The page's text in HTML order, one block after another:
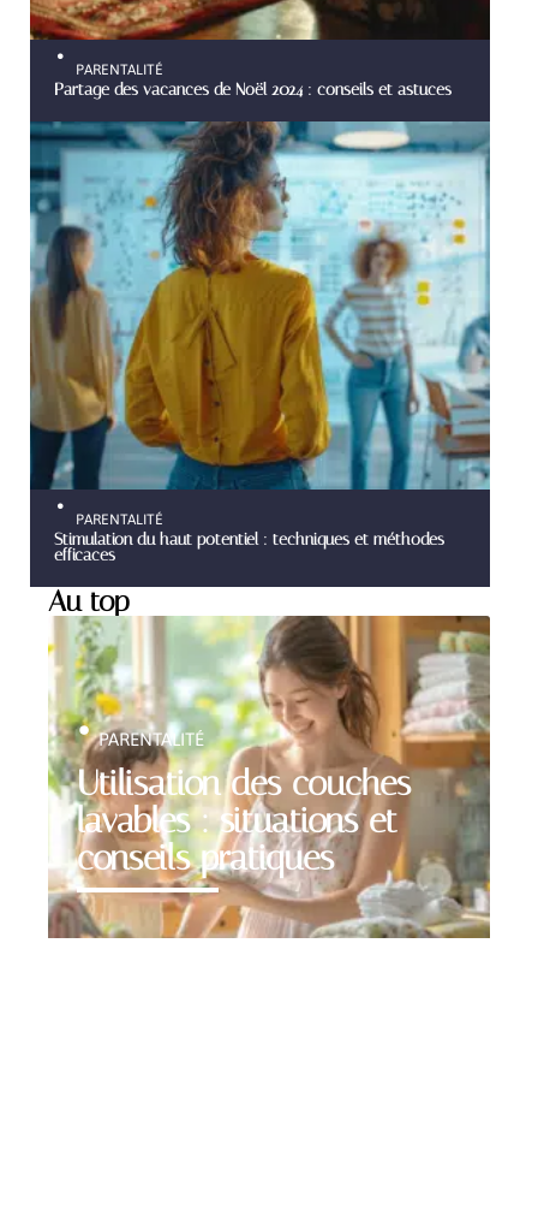
PARENTALITÉ
Partage des vacances de Noël 2024 : conseils et astuces
PARENTALITÉ
Stimulation du haut potentiel : techniques et méthodes
efficaces
Au top
Utilisation des couches
lavables : situations et
conseils pratiques
PARENTALITÉ